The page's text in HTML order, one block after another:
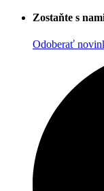
Zostaňte s
Odoberať